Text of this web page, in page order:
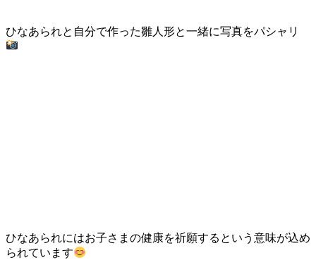
ひなあられと自分で作った雛人形と一緒に写真をパシャリ
ひなあられにはお子さまの健康を祈願するという意味が込め
られています